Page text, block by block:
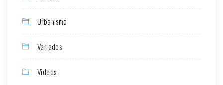
Urbanismo
Variados
Videos